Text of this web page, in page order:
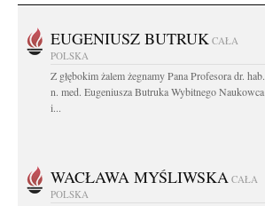
EUGENIUSZ BUTRUK CAŁA
POLSKA
Z głębokim żalem żegnamy Pana Profesora dr. hab.
n. med. Eugeniusza Butruka Wybitnego Naukowca
i...
WACŁAWA MYŚLIWSKA CAŁA
POLSKA